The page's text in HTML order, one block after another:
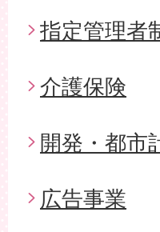
指定管理者
介護保険
開発・都市
広告事業